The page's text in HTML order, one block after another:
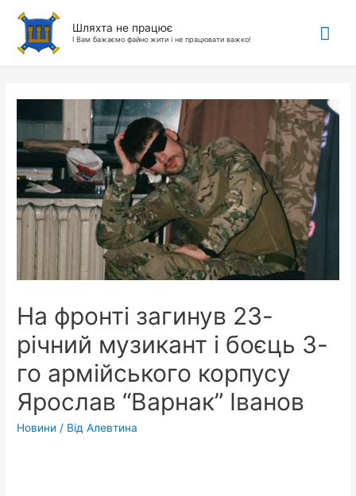
Шляхта не працює
І Вам бажаємо файно жити і не працювати важко!
На фронті загинув 23-
річний музикант і боєць 3-
го армійського корпусу
Ярослав “Варнак” Іванов
Новини / ВідАлевтина